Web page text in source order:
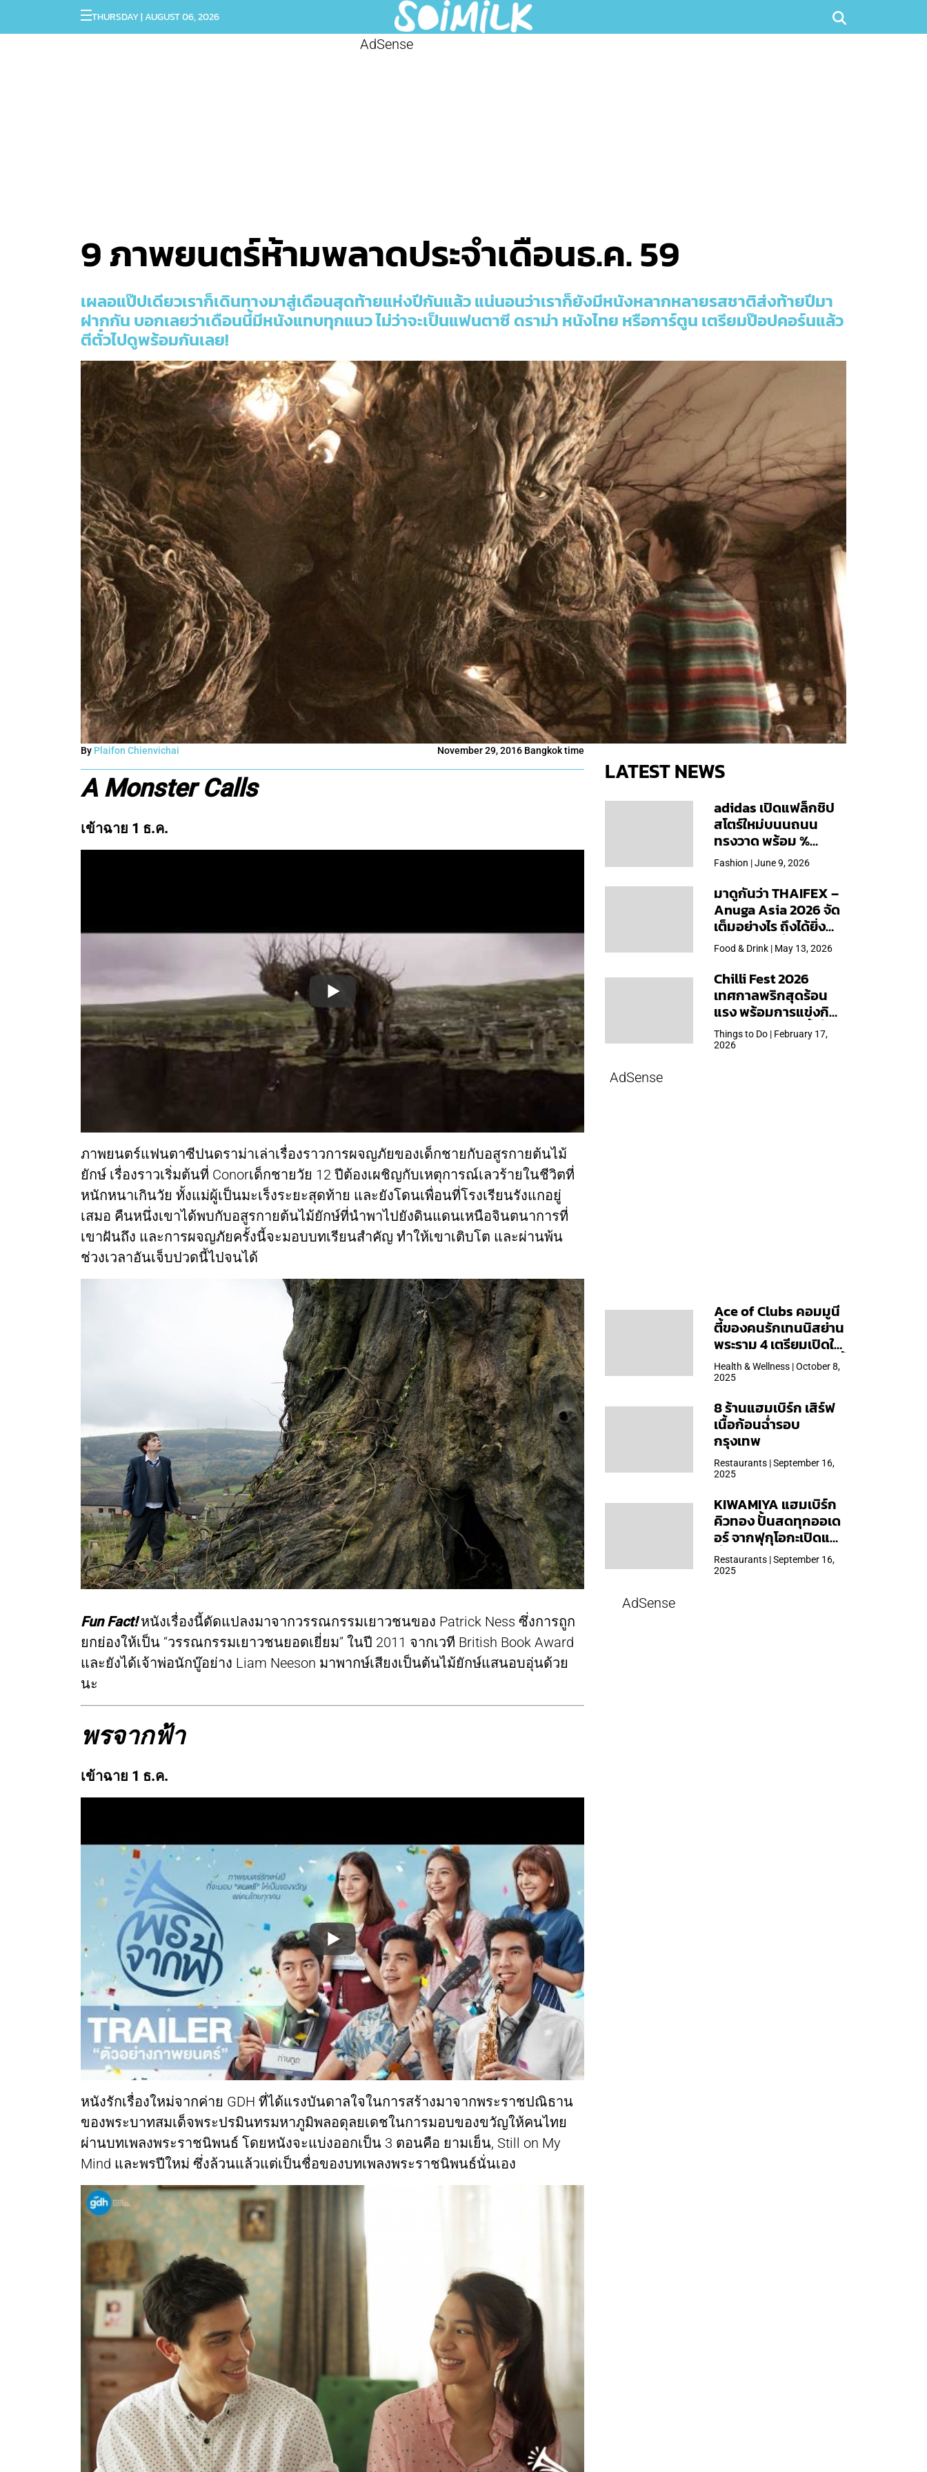
THURSDAY | AUGUST 06, 2026
AdSense
9 ภาพยนตร์ห้ามพลาดประจำเดือนธ.ค. 59
เผลอแป๊ปเดียวเราก็เดินทางมาสู่เดือนสุดท้ายแห่งปีกันแล้ว แน่นอนว่าเราก็ยังมีหนังหลากหลายรสชาติส่งท้ายปีมา
ฝากกัน บอกเลยว่าเดือนนี้มีหนังแทบทุกแนว ไม่ว่าจะเป็นแฟนตาซี ดราม่า หนังไทย หรือการ์ตูน เตรียมป๊อปคอร์นแล้ว
ตีตั๋วไปดูพร้อมกันเลย!
By Plaifon Chienvichai November 29, 2016 Bangkok time
A Monster Calls
เข้าฉาย 1 ธ.ค.
ภาพยนตร์แฟนตาซีปนดราม่าเล่าเรื่องราวการผจญภัยของเด็กชายกับอสูรกายต้นไม้
ยักษ์ เรื่องราวเริ่มต้นที่ Conorเด็กชายวัย 12 ปีต้องเผชิญกับเหตุการณ์เลวร้ายในชีวิตที่
หนักหนาเกินวัย ทั้งแม่ผู้เป็นมะเร็งระยะสุดท้าย และยังโดนเพื่อนที่โรงเรียนรังแกอยู่
เสมอ คืนหนึ่งเขาได้พบกับอสูรกายต้นไม้ยักษ์ที่นำพาไปยังดินแดนเหนือจินตนาการที่
เขาฝันถึง และการผจญภัยครั้งนี้จะมอบบทเรียนสำคัญ ทำให้เขาเติบโต และผ่านพ้น
ช่วงเวลาอันเจ็บปวดนี้ไปจนได้
Fun Fact!หนังเรื่องนี้ดัดแปลงมาจากวรรณกรรมเยาวชนของ Patrick Ness ซึ่งการถูก
ยกย่องให้เป็น “วรรณกรรมเยาวชนยอดเยี่ยม” ในปี 2011 จากเวที British Book Award
และยังได้เจ้าพ่อนักบู๊อย่าง Liam Neeson มาพากษ์เสียงเป็นต้นไม้ยักษ์แสนอบอุ่นด้วย
นะ
พรจากฟ้า
เข้าฉาย 1 ธ.ค.
หนังรักเรื่องใหม่จากค่าย GDH ที่ได้แรงบันดาลใจในการสร้างมาจากพระราชปณิธาน
ของพระบาทสมเด็จพระปรมินทรมหาภูมิพลอดุลยเดชในการมอบของขวัญให้คนไทย
ผ่านบทเพลงพระราชนิพนธ์ โดยหนังจะแบ่งออกเป็น 3 ตอนคือ ยามเย็น, Still on My
Mind และพรปีใหม่ ซึ่งล้วนแล้วแต่เป็นชื่อของบทเพลงพระราชนิพนธ์นั่นเอง
LATEST NEWS
adidas เปิดแฟล็กชิป
สโตร์ใหม่บนนถนน
ทรงวาด พร้อม %
Arabica และคอลเลก
ชันพิเศษเฉพาะสาขา
Fashion | June 9, 2026
มาดูกันว่า THAIFEX –
Anuga Asia 2026 จัด
เต็มอย่างไร ถึงได้ยิ่ง
ใหญ่สุดเท่าที่เคยจัดมา
Food & Drink | May 13, 2026
Chilli Fest 2026
เทศกาลพริกสุดร้อน
แรง พร้อมการแข่งกิน
พริก จัด 28 มี.ค.นี้ ที่โรง
แรมคิมป์ตัน มาลัยฯ
Things to Do | February 17,
2026
AdSense
Ace of Clubs คอมมูนี
ตี้ของคนรักเทนนิสย่าน
พระราม 4 เตรียมเปิดให้
บริการวันแรก 19 ต.ค. นี้
Health & Wellness | October 8,
2025
8 ร้านแฮมเบิร์ก เสิร์ฟ
เนื้อก้อนฉ่ำรอบ
กรุงเทพ
Restaurants | September 16,
2025
KIWAMIYA แฮมเบิร์ก
คิวทอง ปั้นสดทุกออเด
อร์ จากฟุกุโอกะเปิดแล้ว
ที่ Central Park
Restaurants | September 16,
2025
AdSense